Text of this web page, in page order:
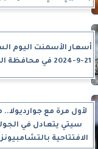
أسعار الأسمنت اليوم
21-9-2024 في محافظة المنيا
لأول مرة مع جوارديولا..
سيتي يتعادل في
الافتتاحية